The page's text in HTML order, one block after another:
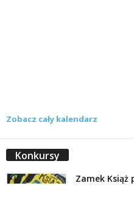
Zobacz cały kalendarz
Konkursy
Zamek Książ